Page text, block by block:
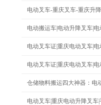
电动叉车-重庆叉车-重庆升
电动搬运车|电动升降叉车|电
电动叉车证|重庆电动叉车|电
电动叉车证|重庆电动叉车|电
仓储物料搬运四大神器：电
电动叉车|重庆电动升降叉车|